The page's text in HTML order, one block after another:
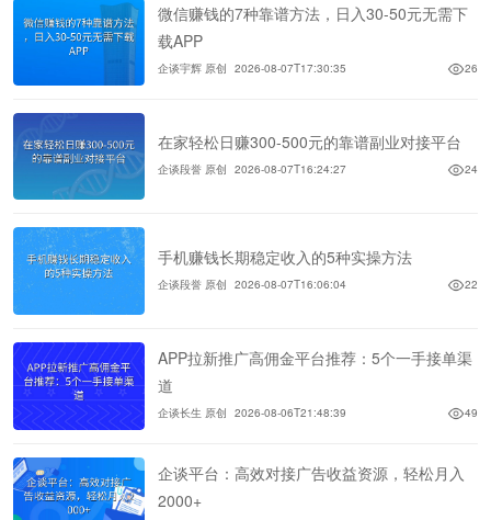
微信赚钱的7种靠谱方法，日入30-50元无需下
载APP
企谈宇辉 原创 2026-08-07T17:30:35 26
在家轻松日赚300-500元的靠谱副业对接平台
企谈段誉 原创 2026-08-07T16:24:27 24
手机赚钱长期稳定收入的5种实操方法
企谈段誉 原创 2026-08-07T16:06:04 22
APP拉新推广高佣金平台推荐：5个一手接单渠
道
企谈长生 原创 2026-08-06T21:48:39 49
企谈平台：高效对接广告收益资源，轻松月入
2000+